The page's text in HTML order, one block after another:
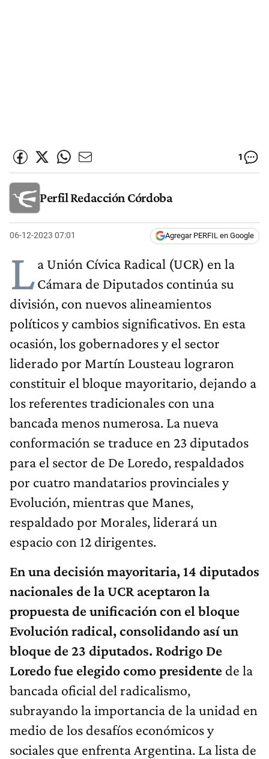
1
Perfil Redacción Córdoba
06-12-2023 07:01 Agregar PERFIL en Google
La Unión Cívica Radical (UCR) en la
Cámara de Diputados continúa su
división, con nuevos alineamientos
políticos y cambios significativos. En esta
ocasión, los gobernadores y el sector
liderado por Martín Lousteau lograron
constituir el bloque mayoritario, dejando a
los referentes tradicionales con una
bancada menos numerosa. La nueva
conformación se traduce en 23 diputados
para el sector de De Loredo, respaldados
por cuatro mandatarios provinciales y
Evolución, mientras que Manes,
respaldado por Morales, liderará un
espacio con 12 dirigentes.
En una decisión mayoritaria, 14 diputados
nacionales de la UCR aceptaron la
propuesta de unificación con el bloque
Evolución radical, consolidando así un
bloque de 23 diputados. Rodrigo De
Loredo fue elegido como presidente de la
bancada oficial del radicalismo,
subrayando la importancia de la unidad en
medio de los desafíos económicos y
sociales que enfrenta Argentina. La lista de